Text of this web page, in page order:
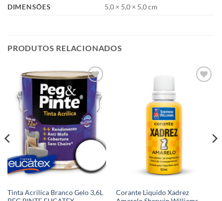
DIMENSÕES
5,0 × 5,0 × 5,0 cm
PRODUTOS RELACIONADOS
Add to
wishlist
Tinta Acrilica Branco Gelo 3,6L
Corante Liquido Xadrez